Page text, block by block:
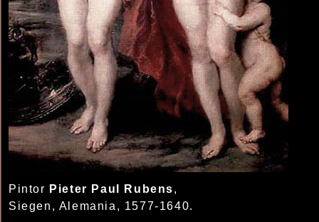
Pintor Pieter Paul Rubens,
Siegen, Alemania, 1577-1640.